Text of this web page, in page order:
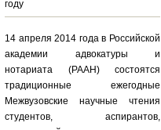
году
14 апреля 2014 года в Российской
академии адвокатуры и
нотариата (РААН) состоятся
традиционные ежегодные
Межвузовские научные чтения
студентов, аспирантов,